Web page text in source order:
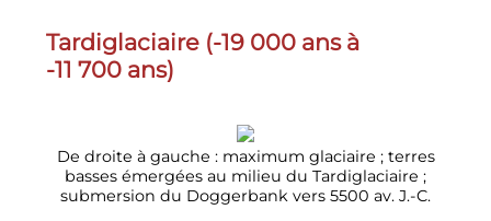
Tardiglaciaire (-19 000 ansà
-11 700 ans)
De droite à gauche : maximum glaciaire ; terres
basses émergées au milieu du Tardiglaciaire ;
submersion du Doggerbank vers 5500 av. J.-C.